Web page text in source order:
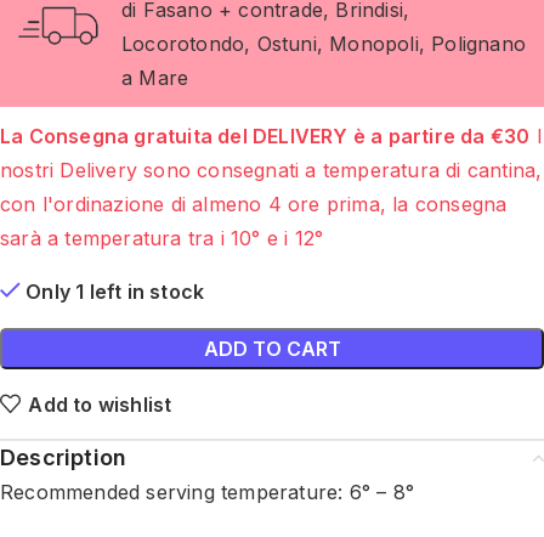
di Fasano + contrade, Brindisi,
Locorotondo, Ostuni, Monopoli, Polignano
a Mare
La Consegna gratuita del DELIVERY è a partire da €30 I
nostri Delivery sono consegnati a temperatura di cantina,
con l'ordinazione di almeno 4 ore prima, la consegna
sarà a temperatura tra i 10° e i 12°
Only 1 left in stock
ADD TO CART
Add to wishlist
Description
Recommended serving temperature: 6° – 8°